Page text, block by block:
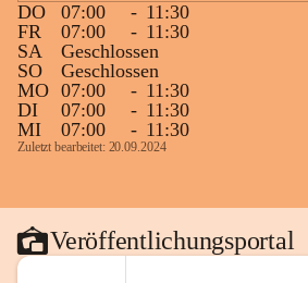
DO
07:00 - 11:30
FR
07:00 - 11:30
SA
Geschlossen
SO
Geschlossen
MO 07:00 - 11:30
DI
07:00 - 11:30
MI
07:00 - 11:30
Zuletzt bearbeitet: 20.09.2024
Veröffentlichungsportal